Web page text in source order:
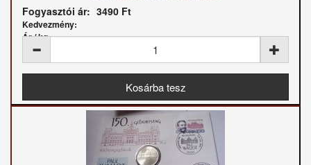
Fogyasztói ár: 3490 Ft
Kedvezmény:
Ár / kg: